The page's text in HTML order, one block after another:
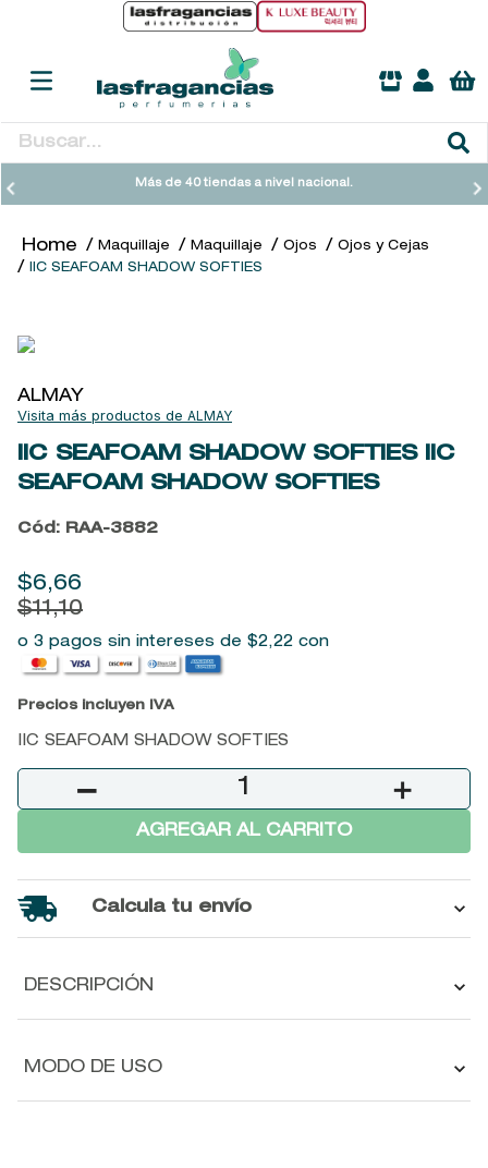
Buscar...
Más de 40 tiendas a nivel nacional.
Maquillaje Maquillaje Ojos
Ojos y Cejas
IIC SEAFOAM SHADOW SOFTIES
ALMAY
ALMAY
IIC SEAFOAM SHADOW SOFTIES IIC
SEAFOAM SHADOW SOFTIES
Cód: RAA-3882
$6,66
$11,10
o 3 pagos sin intereses de $2,22 con
Precios incluyen IVA
IIC SEAFOAM SHADOW SOFTIES
＋
－
AGREGAR AL CARRITO
Calcula tu envío
DESCRIPCIÓN
MODO DE USO
TÉRMINOS MÁS BUSCADOS
2 .
sol ipanema
4.
6.
ysl
7.
kool beauty serum
8.
retrinal
9.
baylis